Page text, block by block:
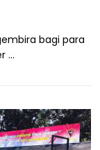
bagi para
...